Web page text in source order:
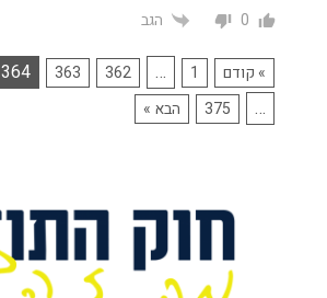
0 הגב
» קודם 1
…
362
363
364
…
375 הבא »